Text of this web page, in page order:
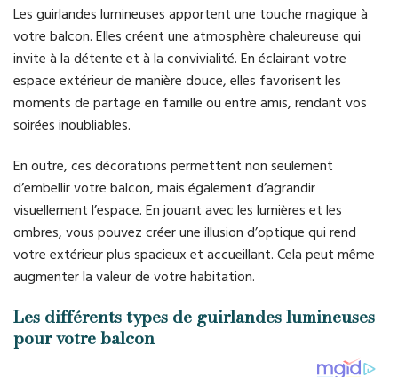
Les guirlandes lumineuses apportent une touche magique à
votre balcon. Elles créent une atmosphère chaleureuse qui
invite à la détente et à la convivialité. En éclairant votre
espace extérieur de manière douce, elles favorisent les
moments de partage en famille ou entre amis, rendant vos
soirées inoubliables.
En outre, ces décorations permettent non seulement
d’embellir votre balcon, mais également d’agrandir
visuellement l’espace. En jouant avec les lumières et les
ombres, vous pouvez créer une illusion d’optique qui rend
votre extérieur plus spacieux et accueillant. Cela peut même
augmenter la valeur de votre habitation.
Les différents types de guirlandes lumineuses
pour votre balcon